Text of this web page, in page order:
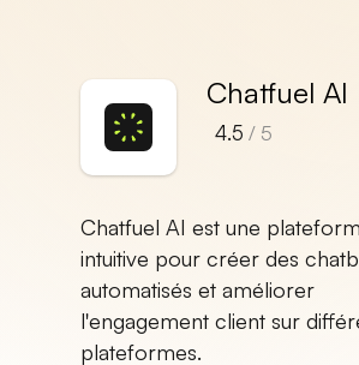
Chatfuel AI
4.5 / 5
Chatfuel AI est une
intuitive pour créer des
automatisés et améliorer
l'engagement client sur
plateformes.